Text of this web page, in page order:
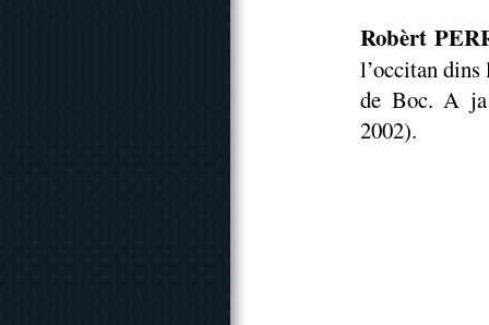
Robèrt
l’occitan
de Boc. A ja
2002).